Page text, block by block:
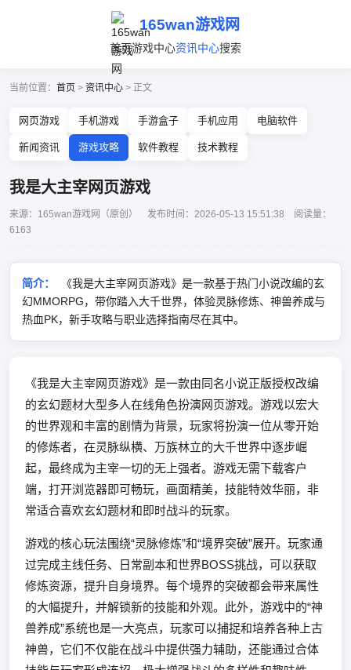
165wan游戏网
首页游戏中心资讯中心搜索
当前位置： 首页 > 资讯中心 > 正文
网页游戏 手机游戏 手游盒子 手机应用 电脑软件
新闻资讯 游戏攻略 软件教程 技术教程
我是大主宰网页游戏
来源：165wan游戏网（原创） 发布时间：2026-05-13 15:51:38 阅读量：
6163
简介：
《我是大主宰网页游戏》是一款基于热门小说改编的玄
幻MMORPG，带你踏入大千世界，体验灵脉修炼、神兽养成与
热血PK，新手攻略与职业选择指南尽在其中。
《我是大主宰网页游戏》是一款由同名小说正版授权改编
的玄幻题材大型多人在线角色扮演网页游戏。游戏以宏大
的世界观和丰富的剧情为背景，玩家将扮演一位从零开始
的修炼者，在灵脉纵横、万族林立的大千世界中逐步崛
起，最终成为主宰一切的无上强者。游戏无需下载客户
端，打开浏览器即可畅玩，画面精美，技能特效华丽，非
常适合喜欢玄幻题材和即时战斗的玩家。
游戏的核心玩法围绕“灵脉修炼”和“境界突破”展开。玩家通
过完成主线任务、日常副本和世界BOSS挑战，可以获取
修炼资源，提升自身境界。每个境界的突破都会带来属性
的大幅提升，并解锁新的技能和外观。此外，游戏中的“神
兽养成”系统也是一大亮点，玩家可以捕捉和培养各种上古
神兽，它们不仅能在战斗中提供强力辅助，还能通过合体